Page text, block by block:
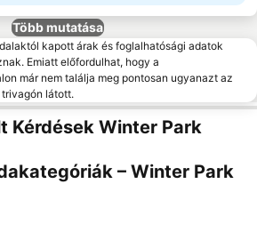
Több mutatása
kapott árak és foglalhatósági adatok
Emiatt előfordulhat, hogy a
már nem találja meg pontosan ugyanazt az
látott.
Kérdések Winter Park
– Winter Park